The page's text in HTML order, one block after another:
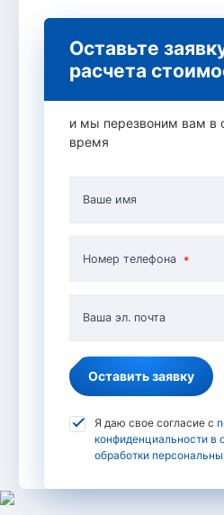
Оставьте
расчета
и мы перезвоним вам в
время
Ваше имя
Номер телефона
Ваша эл. почта
Оставить заявку
Я даю свое согласие с
конфиденциальности в
обработки